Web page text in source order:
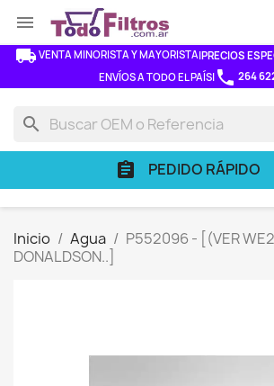

local_shipping VENTA MINORISTA Y MAYORISTA|PRECIOS
ENVÍOS A TODO EL PAÍS|phone 264
search
assignment PEDIDO RÁPIDO
Inicio Agua
P552096 - [(VER
DONALDSON..]